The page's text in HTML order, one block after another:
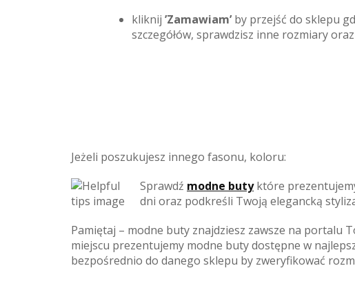
kliknij ’Zamawiam’by przejść do sklepu
szczegółów, sprawdzisz inne rozmiary
Jeżeli poszukujesz innego fasonu, koloru:
Sprawdź modne butyktóre
dni oraz podkreśli Twoją elegancką
Pamiętaj – modne buty znajdziesz zawsze na portalu
miejscu prezentujemy modne buty dostępne w
bezpośrednio do danego sklepu by zweryfikować